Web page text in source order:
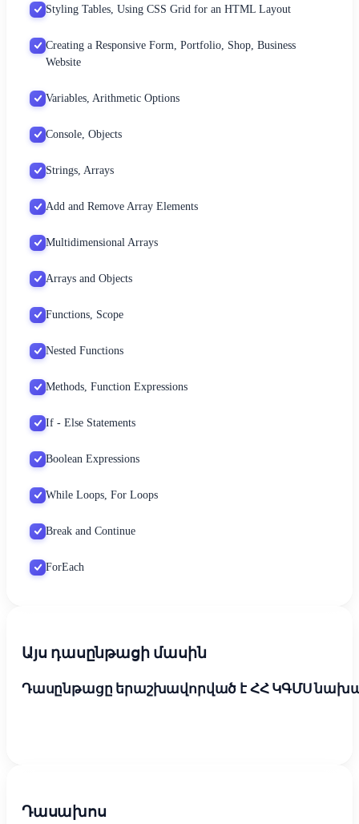
Styling Tables, Using CSS Grid for an HTML Layout
Creating a Responsive Form, Portfolio, Shop, Business
Website
Variables, Arithmetic Options
Console, Objects
Strings, Arrays
Add and Remove Array Elements
Multidimensional Arrays
Arrays and Objects
Functions, Scope
Nested Functions
Methods, Function Expressions
If - Else Statements
Boolean Expressions
While Loops, For Loops
Break and Continue
ForEach
Այս դասընթացի մասին
Դասընթացը երաշխավորված է ՀՀ ԿԳՄՍ
Դասախոս